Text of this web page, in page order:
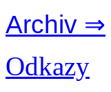
Archiv ⇒
Odkazy